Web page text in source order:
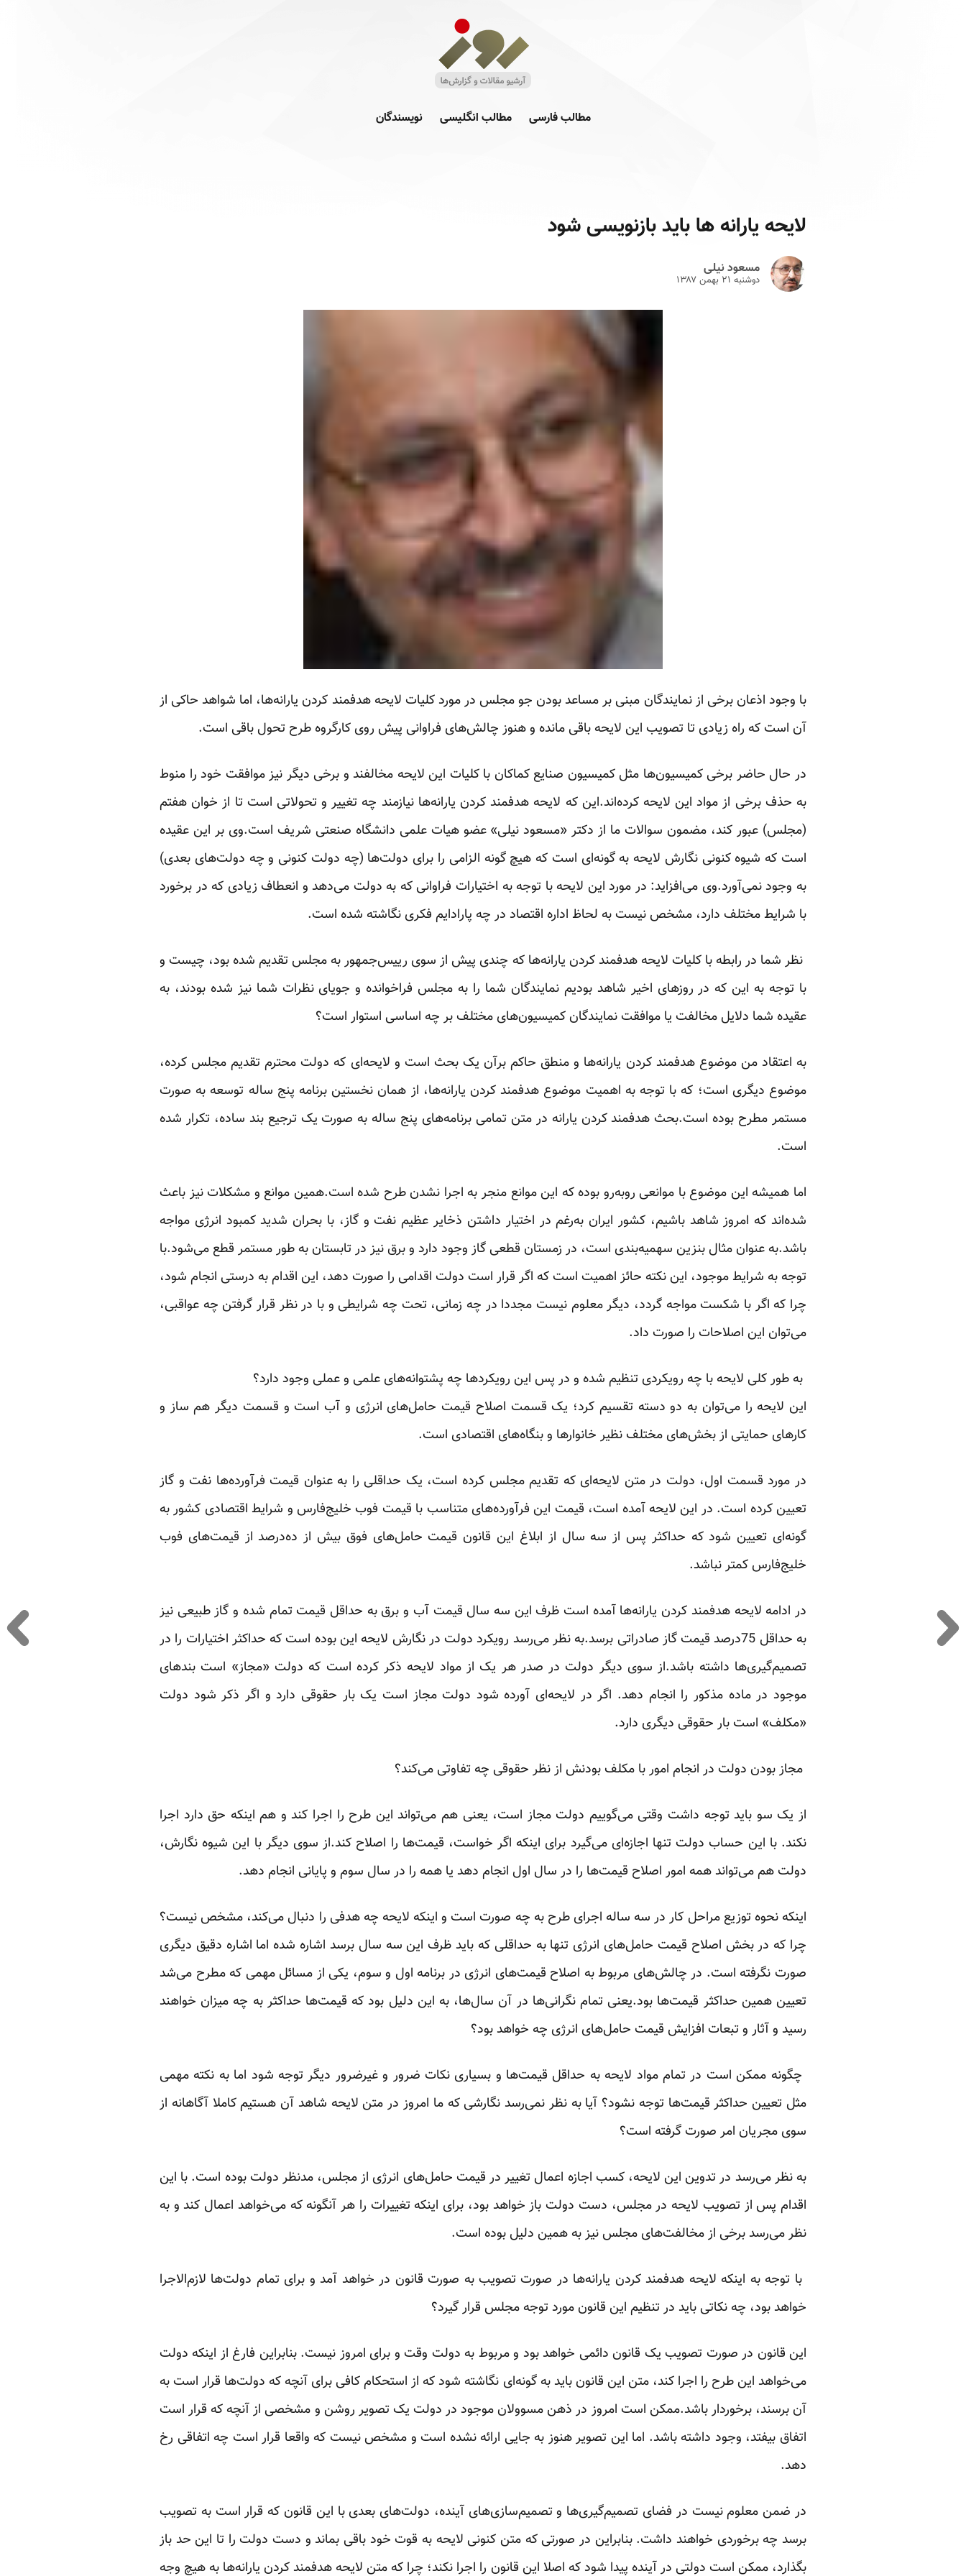
مطالب فارسی مطالب انگلیسی نویسندگان
لایحه یارانه ها باید بازنویسی شود‏
مسعود نیلی
دوشنبه ۲۱ بهمن ۱۳۸۷
با وجود اذعان برخی از نمایندگان مبنی بر مساعد بودن جو مجلس در مورد کلیات لایحه هدفمند کردن یارانه‌ها، ‏اما شواهد حاکی از
آن است که راه زیادی تا تصویب این لایحه باقی مانده و هنوز چالش‌های فراوانی پیش روی ‏کارگروه طرح تحول باقی است.‏
در حال حاضر برخی کمیسیون‌ها مثل کمیسیون صنایع کماکان با کلیات این لایحه مخالفند و برخی دیگر نیز ‏موافقت خود را منوط
به حذف برخی از مواد این لایحه کرده‌اند.این که لایحه هدفمند کردن یارانه‌ها نیازمند چه ‏تغییر و تحولاتی است تا از خوان هفتم
(مجلس) عبور کند، مضمون سوالات ما از دکتر «مسعود نیلی» عضو ‏هیات علمی دانشگاه صنعتی شریف است.وی بر این عقیده
است که شیوه کنونی نگارش لایحه به گونه‌ای ‏است که هیچ گونه الزامی را برای دولت‌ها (چه دولت کنونی و چه دولت‌های بعدی)
به وجود نمی‌آورد.وی ‏می‌افزاید: در مورد این لایحه با توجه به اختیارات فراوانی که به دولت می‌دهد و انعطاف زیادی که در برخورد
با ‏شرایط مختلف دارد، مشخص نیست به لحاظ اداره اقتصاد در چه پارادایم فکری نگاشته شده است.‏
‏ نظر شما در رابطه با کلیات لایحه هدفمند کردن یارانه‌ها که چندی پیش از سوی رییس‌جمهور به مجلس تقدیم ‏شده بود، چیست و
با توجه به این که در روزهای اخیر شاهد بودیم نمایندگان شما را به مجلس فراخوانده و ‏جویای نظرات شما نیز شده بودند، به
عقیده شما دلایل مخالفت یا موافقت نمایندگان کمیسیون‌های مختلف بر ‏چه اساسی استوار است؟ ‏
به اعتقاد من موضوع هدفمند کردن یارانه‌ها و منطق حاکم برآن یک بحث است و لایحه‌ای که دولت محترم تقدیم ‏مجلس کرده،
موضوع دیگری است؛ که با توجه به اهمیت موضوع هدفمند کردن یارانه‌ها، از همان نخستین ‏برنامه پنج ساله توسعه به صورت
مستمر مطرح بوده است.بحث هدفمند کردن یارانه در متن تمامی برنامه‌های ‏پنج ساله به صورت یک ترجیع بند ساده، تکرار شده
است.‏
اما همیشه این موضوع با موانعی رو‌به‌رو بوده که این موانع منجر به اجرا نشدن طرح شده است.همین موانع و ‏مشکلات نیز باعث
شده‌اند که امروز شاهد باشیم، کشور ایران به‌رغم در اختیار داشتن ذخایر عظیم نفت و گاز، ‏با بحران شدید کمبود انرژی مواجه
باشد.به عنوان مثال بنزین سهمیه‌بندی است، در زمستان قطعی گاز وجود ‏دارد و برق نیز در تابستان به طور مستمر قطع می‌شود.با
توجه به شرایط موجود، این نکته حائز اهمیت است که ‏اگر قرار است دولت اقدامی را صورت دهد، این اقدام به درستی انجام شود،
چرا که اگر با شکست مواجه گردد، ‏دیگر معلوم نیست مجددا در چه زمانی، تحت چه شرایطی و با در نظر قرار گرفتن چه عواقبی،
می‌توان این ‏اصلاحات را صورت داد.‏
‏ به طور کلی لایحه با چه رویکردی تنظیم شده و در پس این رویکردها چه پشتوانه‌های علمی و عملی وجود ‏دارد؟
این لایحه را می‌توان به دو دسته تقسیم کرد؛ یک قسمت اصلاح قیمت حامل‌های انرژی و آب است و قسمت ‏دیگر هم ساز و
کارهای حمایتی از بخش‌های مختلف نظیر خانوارها و بنگاه‌‌های اقتصادی است.‏
در مورد قسمت اول، دولت در متن لایحه‌ای که تقدیم مجلس کرده است، یک حداقلی را به عنوان قیمت ‏فرآورده‌ها نفت و گاز
تعیین کرده است. در این لایحه آمده است، قیمت این فرآورده‌های متناسب با قیمت فوب ‏خلیج‌فارس و شرایط اقتصادی کشور به
گونه‌ای تعیین شود که حداکثر پس از سه سال از ابلاغ این قانون قیمت ‏حامل‌های فوق بیش از ده‌درصد از قیمت‌‌های فوب
خلیج‌فارس کمتر نباشد.‏
در ادامه لایحه هدفمند کردن یارانه‌ها آمده است ظرف این سه سال قیمت آب و برق به حداقل قیمت تمام شده ‏و گاز طبیعی نیز
به حداقل 75درصد قیمت گاز صادراتی برسد.به نظر می‌رسد رویکرد دولت در نگارش لایحه این ‏بوده است که حداکثر اختیارات را در
تصمیم‌گیری‌ها داشته باشد.از سوی دیگر دولت در صدر هر یک از مواد لایحه ‏ذکر کرده است که دولت «مجاز» است بندهای
موجود در ماده مذکور را انجام دهد. اگر در لایحه‌ای آورده شود ‏دولت مجاز است یک بار حقوقی دارد و اگر ذکر شود دولت
«مکلف» است بار حقوقی دیگری دارد.‏
‏ مجاز بودن دولت در انجام امور با مکلف بودنش از نظر حقوقی چه تفاوتی می‌کند؟
از یک سو باید توجه داشت وقتی می‌گوییم دولت مجاز است، یعنی هم می‌تواند این طرح را اجرا کند و هم ‏اینکه حق دارد اجرا
نکند. با این حساب دولت تنها اجازه‌ای می‌گیرد برای اینکه اگر خواست، قیمت‌ها را اصلاح ‏کند.از سوی دیگر با این شیوه نگارش،
دولت هم می‌تواند همه امور اصلاح قیمت‌ها را در سال اول انجام دهد یا ‏همه را در سال سوم و پایانی انجام دهد.‏
اینکه نحوه توزیع مراحل کار در سه ساله اجرای طرح به چه صورت است و اینکه لایحه چه هدفی را دنبال ‏می‌کند، مشخص نیست؟
چرا که در بخش اصلاح قیمت حامل‌های انرژی تنها به حداقلی که باید ظرف این سه ‏سال برسد اشاره شده اما اشاره دقیق دیگری
صورت نگرفته است. در چالش‌های مربوط به اصلاح قیمت‌های ‏انرژی در برنامه اول و سوم، یکی از مسائل مهمی که مطرح می‌شد
تعیین همین حداکثر قیمت‌ها بود.یعنی ‏تمام نگرانی‌ها در آن سال‌ها، به این دلیل بود که قیمت‌ها حداکثر به چه میزان خواهند
رسید و آثار و تبعات ‏افزایش قیمت حامل‌های انرژی چه خواهد بود؟
‏ چگونه ممکن است در تمام مواد لایحه به حداقل قیمت‌ها و بسیاری نکات ضرور و غیرضرور دیگر توجه شود اما ‏به نکته مهمی
مثل تعیین حداکثر قیمت‌ها توجه نشود؟ آیا به نظر نمی‌رسد نگارشی که ما امروز در متن لایحه ‏شاهد آن هستیم کاملا آگاهانه از
سوی مجریان امر صورت گرفته است؟
به نظر می‌رسد در تدوین این لایحه، کسب اجازه اعمال تغییر در قیمت حامل‌های انرژی از مجلس، مدنظر دولت ‏بوده است. با این
اقدام پس از تصویب لایحه در مجلس، دست دولت باز خواهد بود، برای اینکه تغییرات را هر ‏آنگونه که می‌خواهد اعمال کند و به
نظر می‌رسد برخی از مخالفت‌های مجلس نیز به همین دلیل بوده است.‏
‏ با توجه به اینکه لایحه هدفمند کردن یارانه‌ها در صورت تصویب به صورت قانون در خواهد آمد و برای تمام ‏دولت‌ها لازم‌الاجرا
خواهد بود، چه نکاتی باید در تنظیم این قانون مورد توجه مجلس قرار گیرد؟
این قانون در صورت تصویب یک قانون دائمی خواهد بود و مربوط به دولت وقت و برای امروز نیست. بنابراین فارغ ‏از اینکه دولت
می‌خواهد این طرح را اجرا کند، متن این قانون باید به‌ گونه‌ای نگاشته شود که از استحکام کافی ‏برای آنچه که دولت‌ها قرار است به
آن برسند، برخوردار باشد.ممکن است امروز در ذهن مسوولان موجود در ‏دولت یک تصویر روشن و مشخصی از آنچه که قرار است
اتفاق بیفتد، وجود داشته باشد. اما این تصویر هنوز به ‏جایی ارائه نشده است و مشخص نیست که واقعا قرار است چه اتفاقی رخ
دهد.‏
در ضمن معلوم نیست در فضای تصمیم‌گیری‌ها و تصمیم‌سازی‌های آینده، دولت‌های بعدی با این قانون که قرار ‏است به تصویب
برسد چه برخوردی خواهند داشت. بنابراین در صورتی که متن کنونی لایحه به قوت خود باقی ‏بماند و دست دولت را تا این حد باز
بگذارد، ممکن است دولتی در آینده پیدا شود که اصلا این قانون را اجرا نکند؛ ‏چرا که متن لایحه هدفمند کردن یارانه‌ها به هیچ وجه